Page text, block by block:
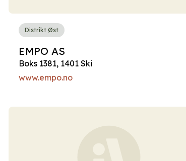
Distrikt Øst
EMPO AS
Boks 1381, 1401 Ski
www.empo.no